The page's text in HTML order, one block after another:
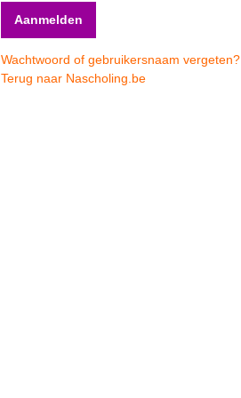
Wachtwoord of gebruikersnaam vergeten?
Terug naar Nascholing.be